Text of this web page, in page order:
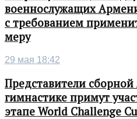
военнослужащих
с требованием
меру
29 мая 18:42
Представители
гимнастике примут
этапе World Challenge